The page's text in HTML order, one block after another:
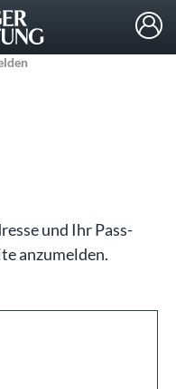
und Ihr Pass­
an­zu­mel­den.